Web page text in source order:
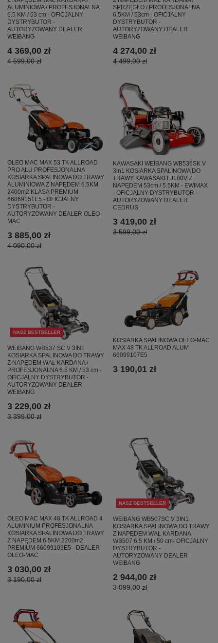
ALUMINIOWA / PROFESJONALNA
6.5 KM / 53 cm - OFICJALNY
DYSTRYBUTOR -
AUTORYZOWANY DEALER
WEIBANG
4 369,00 zł
4 599,00 zł
SPRZĘGŁO / PROFESJONALNA
6.5KM / 53cm - OFICJALNY
DYSTRYBUTOR -
AUTORYZOWANY DEALER
WEIBANG
4 274,00 zł
4 499,00 zł
OLEO MAC MAX 53 TK ALLROAD
PRO ALU PROFESJONALNA
KOSIARKA SPALINOWA DO TRAWY
ALUMINIOWA Z NAPĘDEM 6.5KM
2400m2 KLASA PREMIUM
66069151E5 - OFICJALNY
DYSTRYBUTOR -
AUTORYZOWANY DEALER OLEO-
MAC
3 885,00 zł
4 090,00 zł
KAWASAKI WEIBANG WB536SK V
3in1 KOSIARKA SPALINOWA DO
TRAWY KAWASAKI FJ180V Z
NAPĘDEM 53cm / 5.5KM - EWIMAX
- OFICJALNY DYSTRYBUTOR -
AUTORYZOWANY DEALER
CEDRUS
3 419,00 zł
3 599,00 zł
NASZ BESTSELLER
WEIBANG WB537 SC V 3IN1
KOSIARKA SPALINOWA DO TRAWY
Z NAPĘDEM WAŁ KARDANA /
PROFESJONALNA 6.5 KM / 53 cm -
OFICJALNY DYSTRYBUTOR -
AUTORYZOWANY DEALER
WEIBANG
3 229,00 zł
3 399,00 zł
KOSIARKA SPALINOWA OLEO-MAC
MAX 48 TK ALLROAD ALUM
66099107E5
3 190,01 zł
OLEO MAC MAX 48 TK ALLROAD 4
ALUMINIUM PROFESJONALNA
KOSIARKA SPALINOWA DO TRAWY
Z NAPĘDEM 6.5KM 2200m2
PREMIUM 66099103E5 - DEALER
OLEO-MAC
3 030,00 zł
3 190,00 zł
NASZ BESTSELLER
WEIBANG WB507SC V 3IN1
KOSIARKA SPALINOWA DO TRAWY
Z NAPĘDEM WAŁ KARDANA
WB507 6.5 KM / 50 cm- OFICJALNY
DYSTRYBUTOR -
AUTORYZOWANY DEALER
WEIBANG
2 944,00 zł
3 099,00 zł